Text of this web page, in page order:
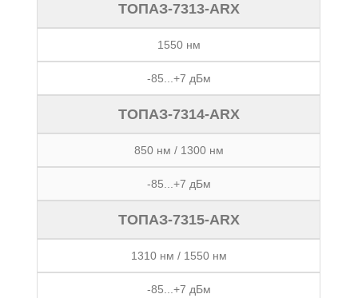
ТОПАЗ-7313-ARX
1550 нм
-85...+7 дБм
ТОПАЗ-7314-ARX
850 нм / 1300 нм
-85...+7 дБм
ТОПАЗ-7315-ARX
1310 нм / 1550 нм
-85...+7 дБм